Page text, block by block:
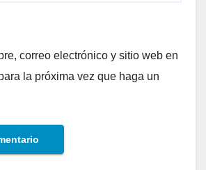
correo electrónico y sitio web en
la próxima vez que haga un